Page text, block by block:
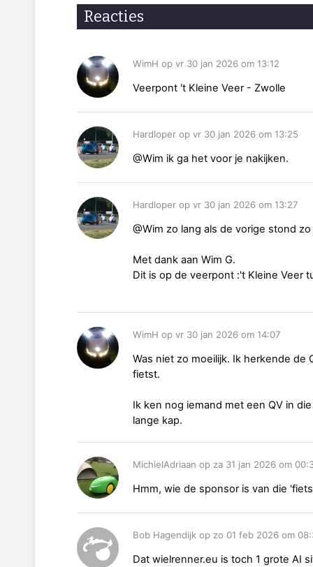
Reacties
WimH op vr 30 jan 2026 om 13:12
Veerpont 't Kleine Veer - Zwolle
Hardloper op vr 30 jan 2026 om 13:25
@Wim ik ga het voor je nakijken.
Hardloper op vr 30 jan 2026 om 13:27
@Wim zo lang als de vorige stond
Met dank aan Wim G.
Dit is op de veerpont :'t Kleine Veer
WimH op vr 30 jan 2026 om 14:07
Was niet zo moeilijk. Ik herkende de
fietst.
Ik ken nog iemand met een QV in
lange kap.
MichielAdriaan op za 31 jan 2026 om
Hmm, wie de sponsor is van die
Bob Hagendijk op zo 01 feb 2026 om
Dat wielrenner.eu is toch 1 grote AI